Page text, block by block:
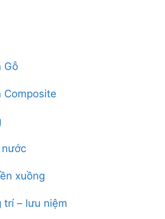
Gỗ
Composite
nước
xuồng
trí – lưu niệm